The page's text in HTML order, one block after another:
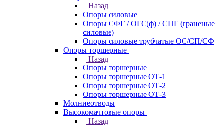
Назад
Опоры силовые
Опоры СФГ / ОГС(ф) / СПГ (граненые
силовые)
Опоры силовые трубчатые ОС/СП/СФ
Опоры торшерные
Назад
Опоры торшерные
Опоры торшерные ОТ-1
Опоры торшерные ОТ-2
Опоры торшерные ОТ-3
Молниеотводы
Высокомачтовые опоры
Назад